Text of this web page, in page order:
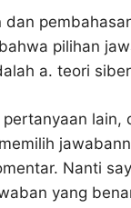
dan
pilihan
a. teori
lain,
Nanti
yang